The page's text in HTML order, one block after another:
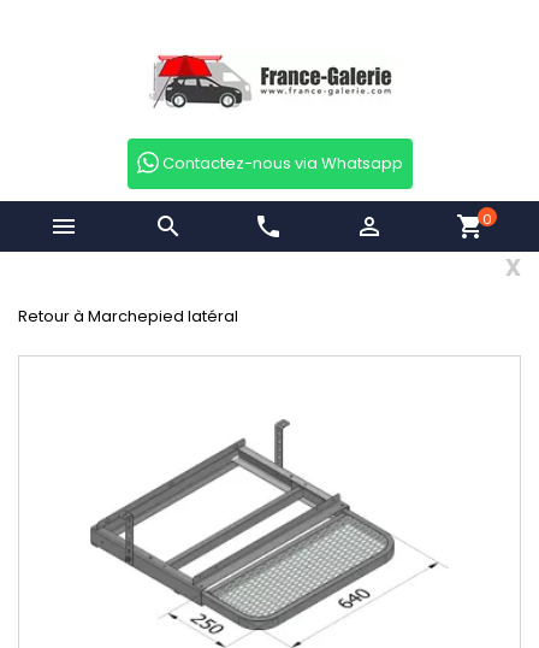
Contactez-nous via Whatsapp
  phone  shopping_cart0
x
Retour à Marchepied latéral